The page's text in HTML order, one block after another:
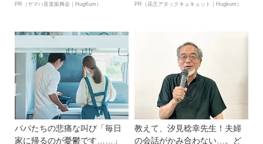
PR（ヤマハ音楽振興会｜HugKum） PR（花王アタックキュキュット｜Hugkum）
パパたちの悲痛な叫び「毎日
家に帰るのが憂鬱です……」
教えて、汐見稔幸先生！夫婦
の会話がかみ合わない…。ど